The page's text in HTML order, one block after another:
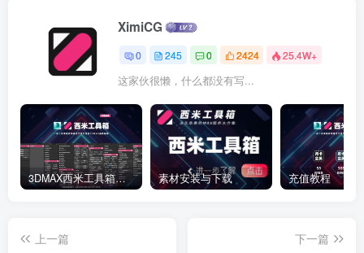
XimiCG
0 245 0 2424 25.4W+
这家伙很懒，什么都没有写...
3DMAX西米工具箱下载 素材安装与下载 充值教程
上一篇
下一篇